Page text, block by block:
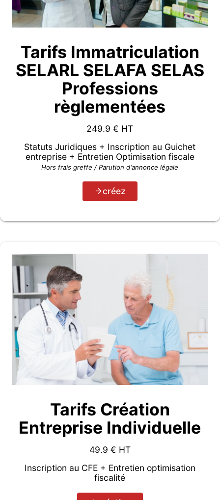
Tarifs Immatriculation
SELARL SELAFA SELAS
Professions
règlementées
249.9 € HT
Statuts Juridiques + Inscription au Guichet
entreprise + Entretien Optimisation fiscale
Hors frais greffe / Parution d'annonce légale
créez
Tarifs Création
Entreprise Individuelle
49.9 € HT
Inscription au CFE + Entretien optimisation
fiscalité